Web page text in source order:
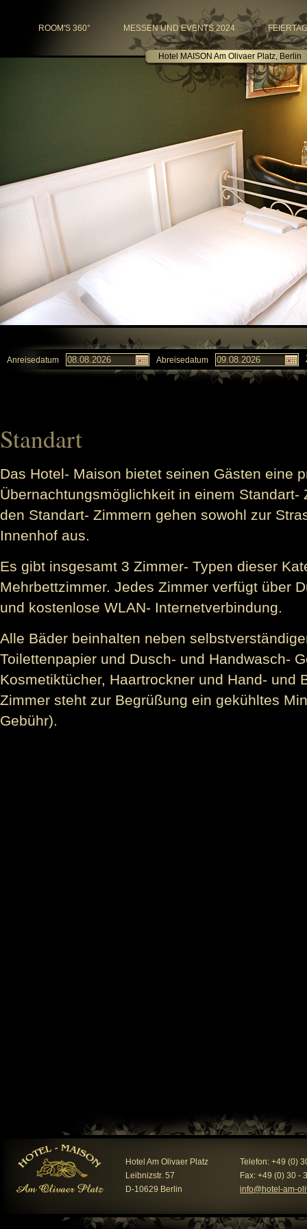
ROOM'S 360° MESSEN UND EVENTS 2024
Hotel MAISON Am Olivaer Platz, Berlin
Anreisedatum Abreisedatum
Standart
Das Hotel- Maison bietet seinen Gästen eine
Übernachtungsmöglichkeit in einem Standart-
den Standart- Zimmern gehen sowohl zur
Innenhof aus.
Es gibt insgesamt 3 Zimmer- Typen dieser
Mehrbettzimmer. Jedes Zimmer verfügt über
und kostenlose WLAN- Internetverbindung.
Alle Bäder beinhalten neben
Toilettenpapier und Dusch- und Handwasch-
Kosmetiktücher, Haartrockner und Hand- und
Zimmer steht zur Begrüßung ein gekühltes
Gebühr).
Hotel Am Olivaer Platz
Leibnizstr. 57
D-10629 Berlin
Telefon: +49 (0)
Fax: +49 (0) 30 -
info@hotel-am-